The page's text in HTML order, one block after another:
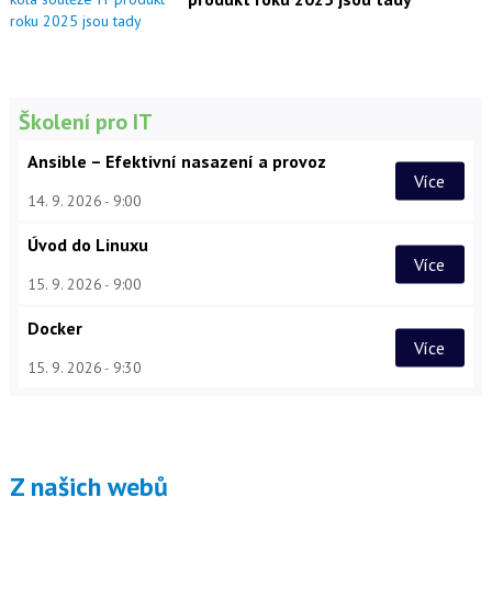
Školení pro IT
Ansible – Efektivní nasazení a provoz
14. 9. 2026 9:00
Více
Úvod do Linuxu
15. 9. 2026 9:00
Více
Docker
15. 9. 2026 9:30
Více
Z našich webů